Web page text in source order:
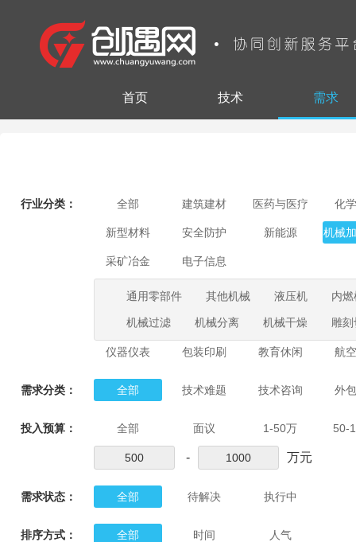
首页 技术 需求
行业分类： 全部 建筑建材 医药与医疗 化
新型材料 安全防护 新能源 机械
采矿冶金 电子信息
通用零部件 其他机械 液压机 内燃
机械过滤 机械分离 机械干燥 雕
仪器仪表 包装印刷 教育休闲 航
需求分类： 全部 技术难题 技术咨询 外
投入预算： 全部 面议 1-50万 50-
- 万元
需求状态： 全部 待解决 执行中
排序方式： 全部 时间 人气